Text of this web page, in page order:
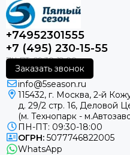
+74952301555
+7 (495) 230-15-55
Заказать звонок
info@5season.ru
115432, г. Москва, 2-й
д. 29/2 стр. 16, Деловой
(м. Технопарк -
ПН-ПТ: 09:30-18:00
ОГРН: 5077746822005
WhatsApp